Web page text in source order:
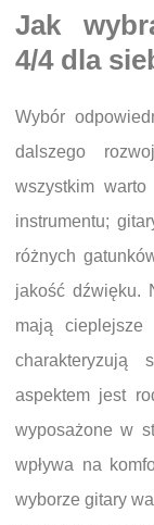
Jak
4/4 dla
Wybór
dalszego
wszystkim
instrumentu;
różnych
jakość dźwięku.
mają
charakteryzują
aspektem jest
wyposażone w
wpływa na
wyborze gitary